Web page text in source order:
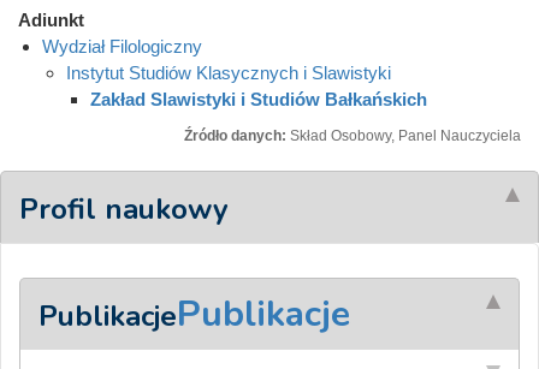
Adiunkt
Wydział Filologiczny
Instytut Studiów Klasycznych i Slawistyki
Zakład Slawistyki i Studiów Bałkańskich
Źródło danych: Skład Osobowy, Panel Nauczyciela
Profil naukowy
PublikacjePublikacje